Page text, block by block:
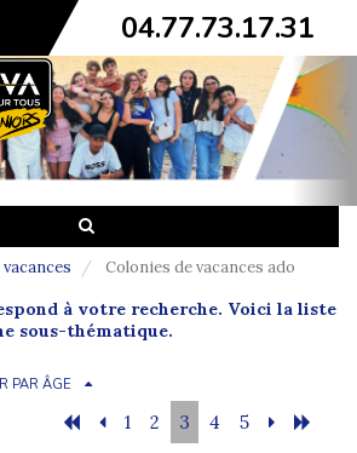
04.77.73.17.31
Colonies de vacances ado
à votre recherche. Voici la liste
sous-thématique.
PAR ÂGE
1 2 3 4 5